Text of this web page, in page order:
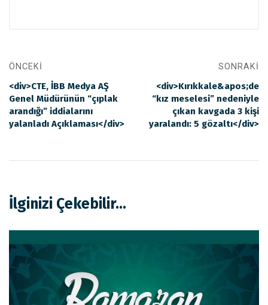
ÖNCEKI
<div>CTE, İBB Medya AŞ
Genel Müdürünün “çıplak
arandığı” iddialarını
yalanladı Açıklaması</div>
SONRAKI
<div>Kırıkkale&apos;de
“kız meselesi” nedeniyle
çıkan kavgada 3 kişi
yaralandı: 5 gözaltı</div>
İlginizi Çekebilir...